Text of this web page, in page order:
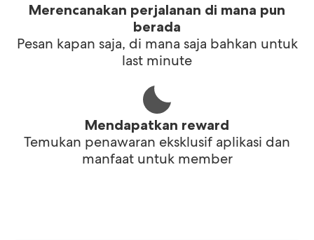
Merencanakan perjalanan di mana pun
berada
Pesan kapan saja, di mana saja bahkan untuk
last minute
Mendapatkan reward
Temukan penawaran eksklusif aplikasi dan
manfaat untuk member